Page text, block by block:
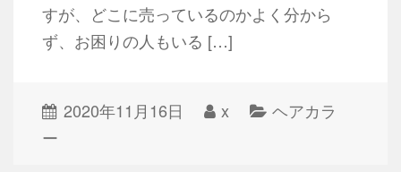
すが、どこに売っているのかよく分から
ず、お困りの人もいる […]
2020年11月16日 x
ヘアカラ
ー